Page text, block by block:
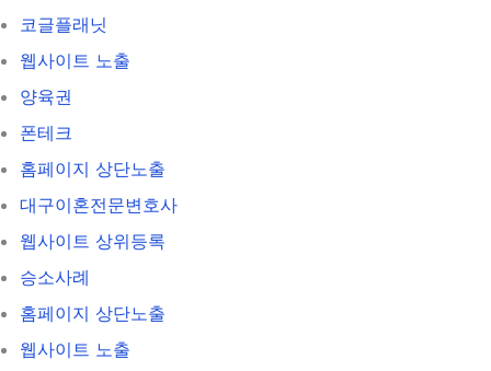
코글플래닛
웹사이트 노출
양육권
폰테크
홈페이지 상단노출
대구이혼전문변호사
웹사이트 상위등록
승소사례
홈페이지 상단노출
웹사이트 노출